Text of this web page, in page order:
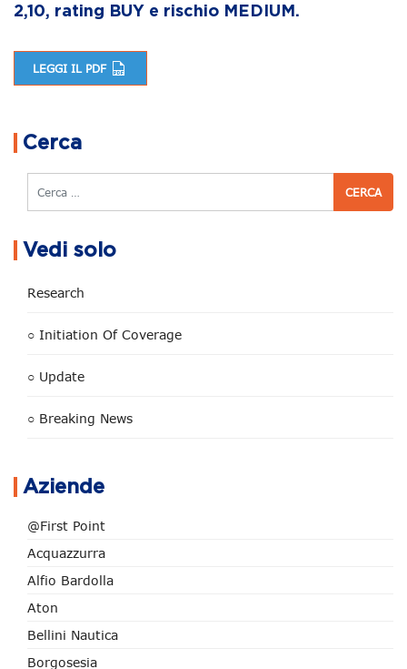
2,10, rating BUY e rischio MEDIUM.
LEGGI IL PDF
Cerca
Cerca
Vedi solo
Research
○ Initiation Of Coverage
○ Update
○ Breaking News
Aziende
@First Point
Acquazzurra
Alfio Bardolla
Aton
Bellini Nautica
Borgosesia